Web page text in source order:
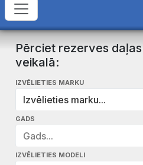
Pērciet rezerves
veikalā:
IZVĒLIETIES MARKU
Izvēlieties marku...
GADS
Gads...
IZVĒLIETIES MODELI